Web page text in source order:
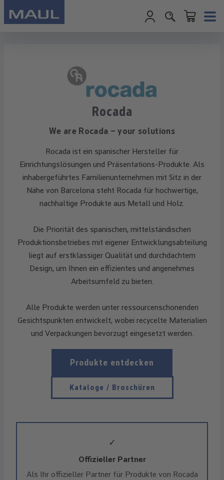
Warenkorb
Rocada
We are Rocada – your solutions
Rocada ist ein spanischer Hersteller für
Einrichtungslösungen und Präsentations-Produkte. Als
inhabergeführtes Familienunternehmen mit Sitz in der
Nähe von Barcelona steht Rocada für hochwertige,
nachhaltige Produkte aus Metall und Holz.
Die Priorität des spanischen, mittelständischen
Produktionsbetriebes mit eigener Entwicklungsabteilung
liegt auf erstklassiger Qualität und durchdachtem
Design, um Ihnen ein effizientes und angenehmes
Arbeitsumfeld zu bieten.
Alle Produkte werden unter ressourcenschonenden
Gesichtspunkten entwickelt, wobei recycelte Materialien
und Verpackungen bevorzugt eingesetzt werden.
Produkte entdecken
Kataloge / Broschüren
✓
Offizieller Partner
Als Ihr offizieller Partner für Produkte von Rocada